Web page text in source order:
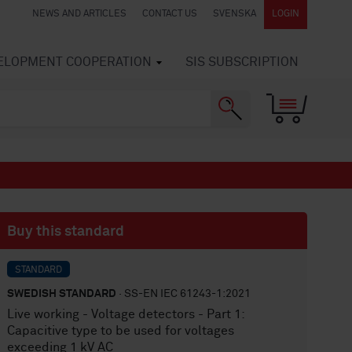
NEWS AND ARTICLES CONTACT US SVENSKA LOGIN
COOPERATION SIS SUBSCRIPTION
Buy this standard
STANDARD
SWEDISH STANDARD · SS-EN IEC 61243-1:2021
Live working - Voltage detectors - Part 1:
Capacitive type to be used for voltages
exceeding 1 kV AC